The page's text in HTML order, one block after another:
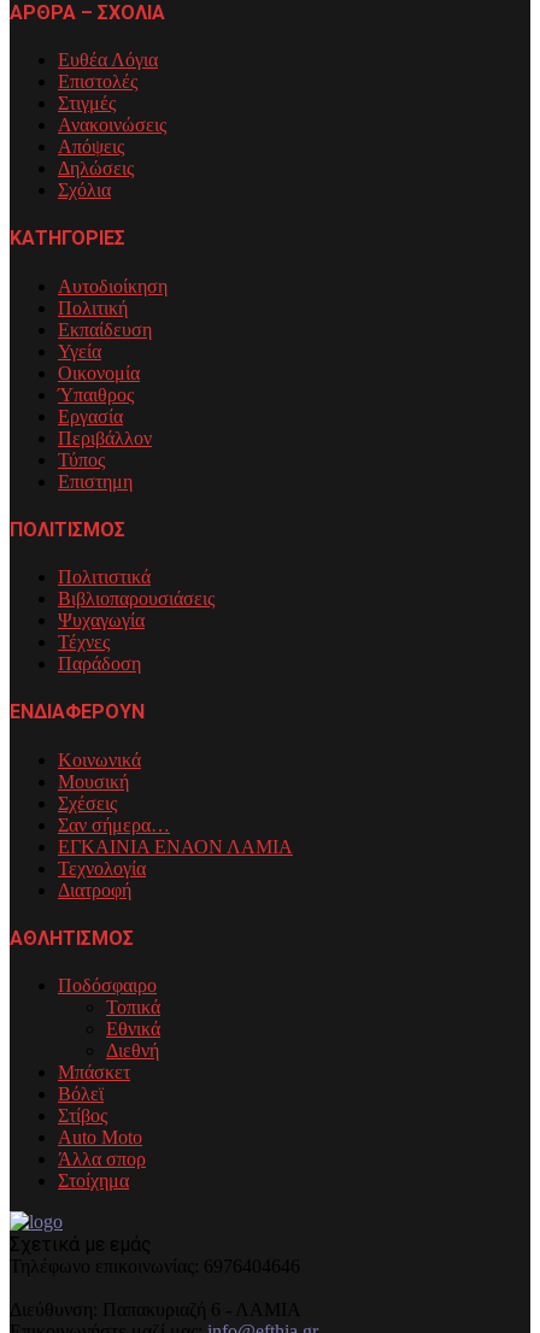
ΑΡΘΡΑ – ΣΧΟΛΙΑ
Ευθέα Λόγια
Επιστολές
Στιγμές
Ανακοινώσεις
Απόψεις
Δηλώσεις
Σχόλια
ΚΑΤΗΓΟΡΙΕΣ
Αυτοδιοίκηση
Πολιτική
Εκπαίδευση
Υγεία
Οικονομία
Ύπαιθρος
Εργασία
Περιβάλλον
Τύπος
Επιστημη
ΠΟΛΙΤΙΣΜΟΣ
Πολιτιστικά
Βιβλιοπαρουσιάσεις
Ψυχαγωγία
Τέχνες
Παράδοση
ΕΝΔΙΑΦΕΡΟΥΝ
Κοινωνικά
Μουσική
Σχέσεις
Σαν σήμερα…
ΕΓΚΑΙΝΙΑ ΕΝΑΟΝ ΛΑΜΙΑ
Τεχνολογία
Διατροφή
ΑΘΛΗΤΙΣΜΟΣ
Ποδόσφαιρο
Τοπικά
Εθνικά
Διεθνή
Μπάσκετ
Βόλεϊ
Στίβος
Auto Moto
Άλλα σπορ
Στοίχημα
Σχετικά με εμάς
Τηλέφωνo επικοινωνίας: 6976404646
Διεύθυνση: Παπακυριαζή 6 - ΛΑΜΙΑ